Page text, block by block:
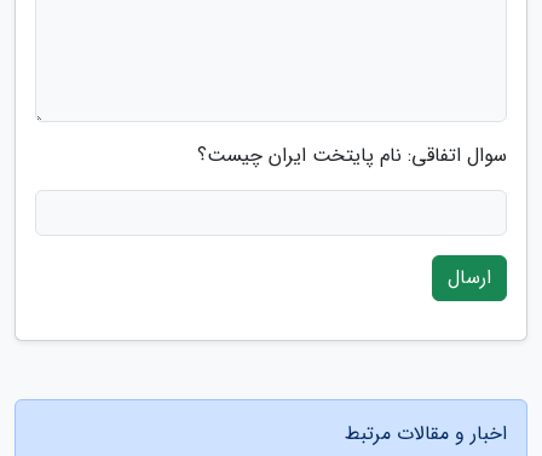
سوال اتفاقی: نام پایتخت ایران چیست؟
ارسال
اخبار و مقالات مرتبط